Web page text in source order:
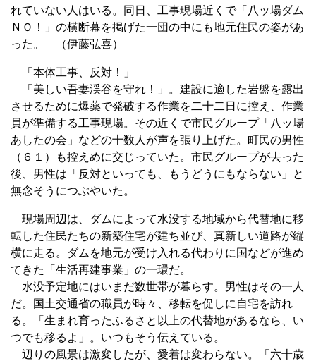
れていない人はいる。同日、工事現場近くで「八ッ場ダム
ＮＯ！」の横断幕を掲げた一団の中にも地元住民の姿があ
った。 （伊藤弘喜）
「本体工事、反対！」
「美しい吾妻渓谷を守れ！」。建設に適した岩盤を露出
させるために爆薬で発破する作業を二十二日に控え、作業
員が準備する工事現場。その近くで市民グループ「八ッ場
あしたの会」などの十数人が声を張り上げた。町民の男性
（６１）も控えめに交じっていた。市民グループが去った
後、男性は「反対といっても、もうどうにもならない」と
無念そうにつぶやいた。
現場周辺は、ダムによって水没する地域から代替地に移
転した住民たちの新築住宅が建ち並び、真新しい道路が縦
横に走る。ダムを地元が受け入れる代わりに国などが進め
てきた「生活再建事業」の一環だ。
水没予定地にはいまだ数世帯が暮らす。男性はその一人
だ。国土交通省の職員が時々、移転を促しに自宅を訪れ
る。「生まれ育ったふるさと以上の代替地があるなら、い
つでも移るよ」。いつもそう伝えている。
辺りの風景は激変したが、愛着は変わらない。「六十歳